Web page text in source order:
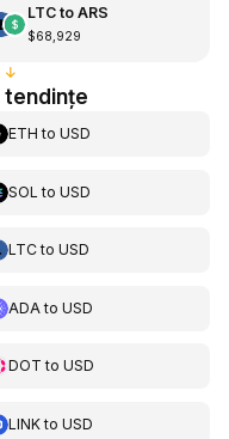
LTCto ARS
$68,929
↓
tendințe
ETH toUSD
SOL toUSD
LTCtoUSD
ADA toUSD
DOT toUSD
LINKtoUSD